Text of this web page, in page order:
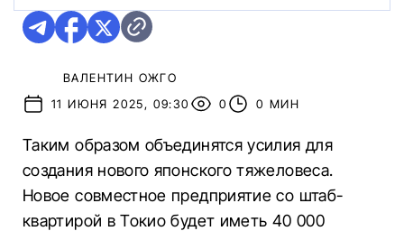
ВАЛЕНТИН ОЖГО
11 ИЮНЯ 2025, 09:30
0 0 МИН
Таким образом объединятся усилия для
создания нового японского тяжеловеса.
Новое совместное предприятие со штаб-
квартирой в Токио будет иметь 40 000